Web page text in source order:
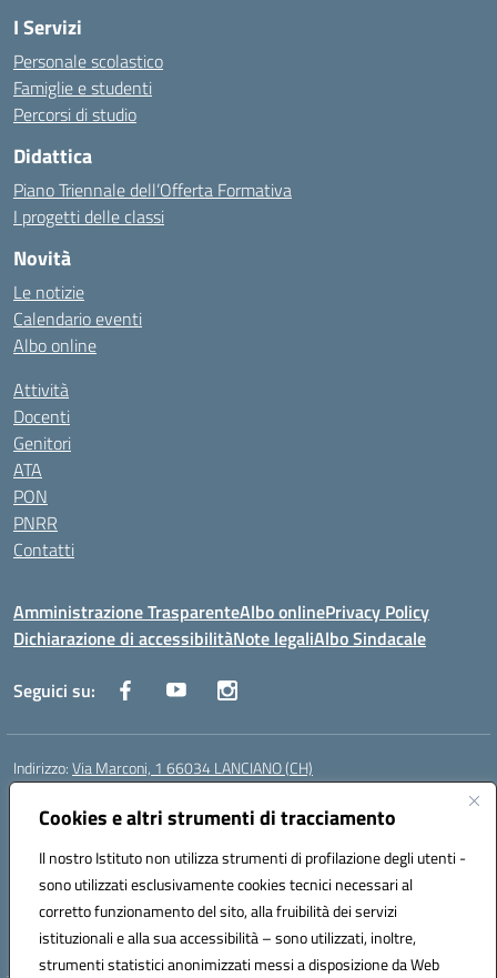
Cookies e altri strumenti di tracciamento
Il nostro Istituto non utilizza strumenti di profilazione degli utenti -
sono utilizzati esclusivamente cookies tecnici necessari al
corretto funzionamento del sito, alla fruibilità dei servizi
istituzionali e alla sua accessibilità – sono utilizzati, inoltre,
strumenti statistici anonimizzati messi a disposizione da Web
I Servizi
Personale scolastico
Famiglie e studenti
Percorsi di studio
Didattica
Piano Triennale dell’Offerta Formativa
I progetti delle classi
Novità
Le notizie
Calendario eventi
Albo online
Attività
Docenti
Genitori
ATA
PON
PNRR
Contatti
Amministrazione TrasparenteAlbo onlinePrivacy Policy
Dichiarazione di accessibilitàNote legaliAlbo Sindacale
Seguici su:
Indirizzo:Via Marconi, 1 66034 LANCIANO (CH)
Centralino:
Posta elettronica certificata (PEC):chic840006@pec.istruzione.it
Codice fiscale: 90031370696
Codice meccanografico:CHIC840006
Codice Indice delle Pubbliche Amministrazioni (IPA): istsc_chic840006
Codice unico di fatturazione (CUF): UFPLTG